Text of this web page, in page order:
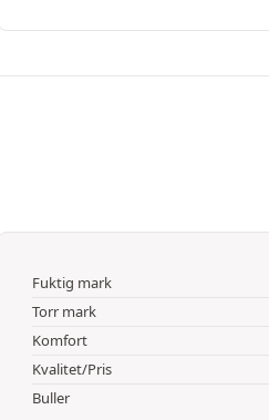
Fuktig mark
Torr mark
Komfort
Kvalitet/Pris
Buller